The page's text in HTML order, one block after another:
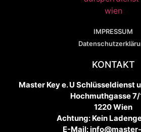
IMPRESSUM
KONTAKT
Master Key e. U Schlüsseldienst
Hochmuthgasse
1220 Wien
Achtung: Kein
E-Mail: